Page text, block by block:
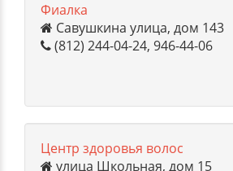
Фиалка
Савушкина улица, дом 143
(812) 244-04-24, 946-44-06
Центр здоровья волос
улица Школьная, дом 15